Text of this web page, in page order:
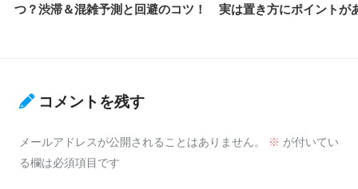
つ？渋滞＆混雑予測と回避のコツ！
実は置き方にポイントが
コメントを残す
メールアドレスが公開されることはありません。 ※ が付いてい
る欄は必須項目です